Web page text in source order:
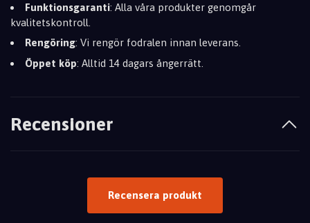
Funktionsgaranti: Alla våra produkter genomgår
kvalitetskontroll.
Rengöring: Vi rengör fodralen innan leverans.
Öppet köp: Alltid 14 dagars ångerrätt.
Recensioner
Recensera produkt